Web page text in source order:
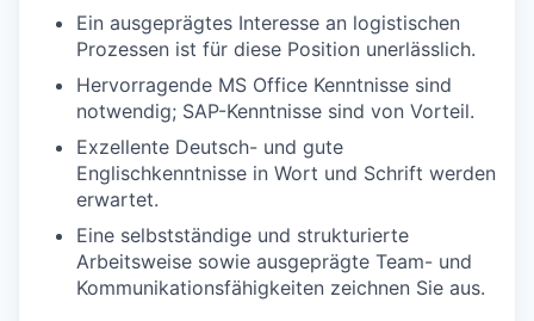
Ein ausgeprägtes Interesse an logistischen
Prozessen ist für diese Position unerlässlich.
Hervorragende MS Office Kenntnisse sind
notwendig; SAP-Kenntnisse sind von Vorteil.
Exzellente Deutsch- und gute
Englischkenntnisse in Wort und Schrift werden
erwartet.
Eine selbstständige und strukturierte
Arbeitsweise sowie ausgeprägte Team- und
Kommunikationsfähigkeiten zeichnen Sie aus.